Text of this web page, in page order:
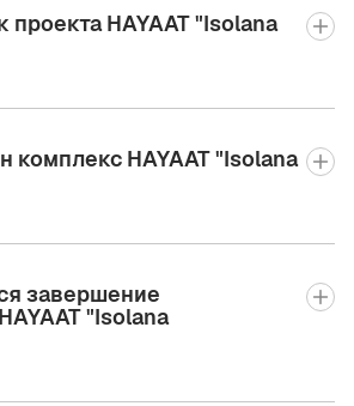
проекта HAYAAT "Isolana
комплекс HAYAAT "Isolana
завершение
"Isolana